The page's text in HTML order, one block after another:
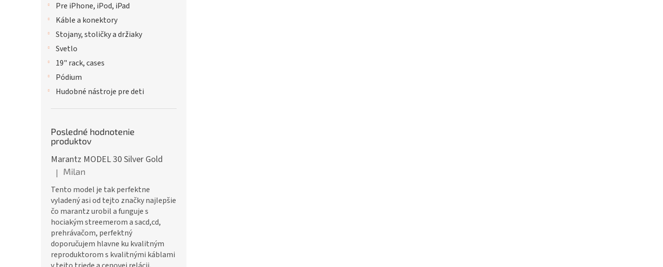
Pre iPhone, iPod, iPad
Káble a konektory
Stojany, stoličky a držiaky
Svetlo
19" rack, cases
Pódium
Hudobné nástroje pre deti
Posledné hodnotenie
produktov
Marantz MODEL 30 Silver Gold
Hodnotenie produktu je 5 z 5 hviezdičiek.
| Milan
Tento model je tak perfektne
vyladený asi od tejto značky najlepšie
čo marantz urobil a funguje s
hociakým streemerom a sacd,cd,
prehrávačom, perfektný
doporučujem hlavne ku kvalitným
reproduktorom s kvalitnými káblami